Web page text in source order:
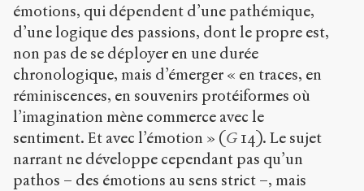
émotions, qui dépendent d’une pathémique,
d’une logique des passions, dont le propre est,
non pas de se déployer en une durée
chronologique, mais d’émerger « en traces, en
réminiscences, en souvenirs protéiformes où
l’imagination mène commerce avec le
sentiment. Et avec l’émotion » (G 14). Le sujet
narrant ne développe cependant pas qu’un
pathos – des émotions au sens strict –, mais